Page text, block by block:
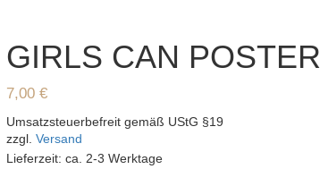
GIRLS CAN POSTER
7,00 €
Umsatzsteuerbefreit gemäß UStG §19
zzgl. Versand
Lieferzeit: ca. 2-3 Werktage